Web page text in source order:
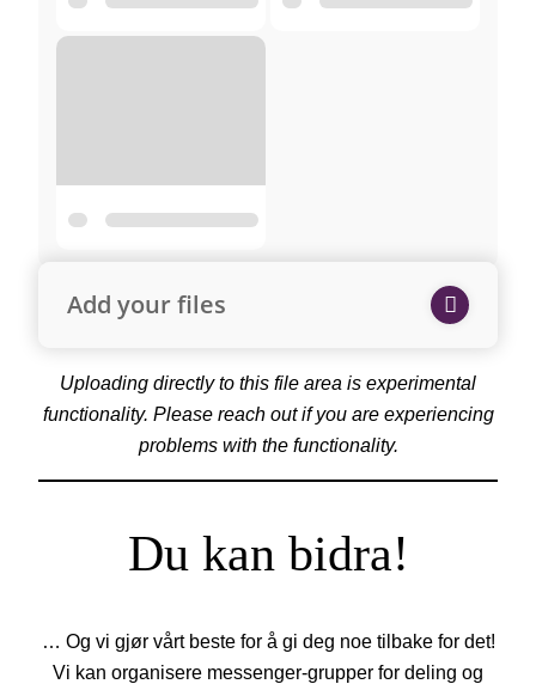
Add your files
Uploading directly to this file area is experimental
functionality. Please reach out if you are experiencing
problems with the functionality.
Du kan bidra!
… Og vi gjør vårt beste for å gi deg noe tilbake for det!
Vi kan organisere messenger-grupper for deling og